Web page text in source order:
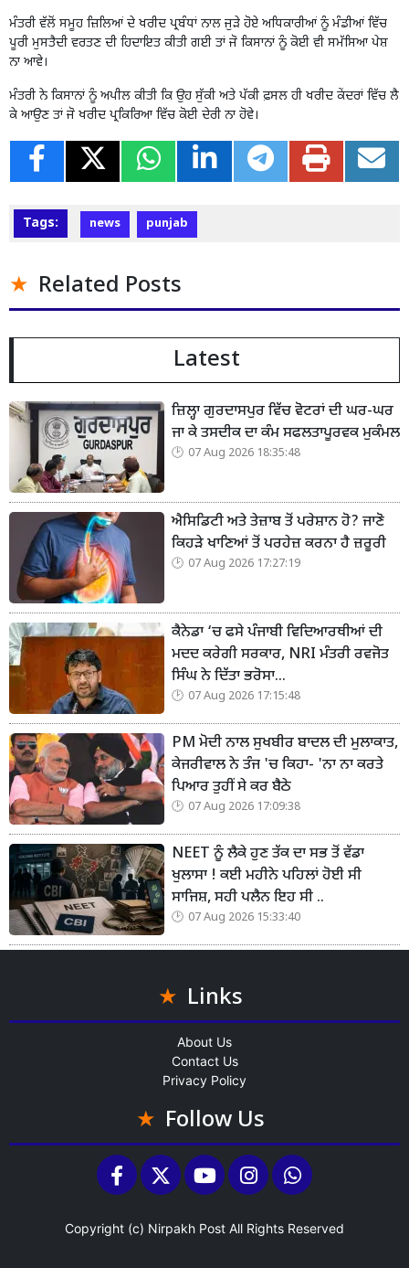
ਮੰਤਰੀ ਵੱਲੋਂ ਸਮੂਹ ਜ਼ਿਲਿਆਂ ਦੇ ਖਰੀਦ ਪ੍ਰਬੰਧਾਂ ਨਾਲ ਜੁੜੇ ਹੋਏ ਅਧਿਕਾਰੀਆਂ ਨੂੰ ਮੰਡੀਆਂ ਵਿੱਚ
ਪੂਰੀ ਮੁਸਤੈਦੀ ਵਰਤਣ ਦੀ ਹਿਦਾਇਤ ਕੀਤੀ ਗਈ ਤਾਂ ਜੋ ਕਿਸਾਨਾਂ ਨੂੰ ਕੋਈ ਵੀ ਸਮੱਸਿਆ ਪੇਸ਼
ਨਾ ਆਵੇ।
ਮੰਤਰੀ ਨੇ ਕਿਸਾਨਾਂ ਨੂੰ ਅਪੀਲ ਕੀਤੀ ਕਿ ਉਹ ਸੁੱਕੀ ਅਤੇ ਪੱਕੀ ਫ਼ਸਲ ਹੀ ਖਰੀਦ ਕੇਂਦਰਾਂ ਵਿੱਚ ਲੈ
ਕੇ ਆਉਣ ਤਾਂ ਜੋ ਖਰੀਦ ਪ੍ਰਕਿਰਿਆ ਵਿੱਚ ਕੋਈ ਦੇਰੀ ਨਾ ਹੋਵੇ।
Tags: news punjab
Related Posts
Latest
ਜ਼ਿਲ੍ਹਾ ਗੁਰਦਾਸਪੁਰ ਵਿੱਚ ਵੋਟਰਾਂ ਦੀ ਘਰ-ਘਰ
ਜਾ ਕੇ ਤਸਦੀਕ ਦਾ ਕੰਮ ਸਫਲਤਾਪੂਰਵਕ ਮੁਕੰਮਲ
07 Aug 2026 18:35:48
ਐਸਿਡਿਟੀ ਅਤੇ ਤੇਜ਼ਾਬ ਤੋਂ ਪਰੇਸ਼ਾਨ ਹੋ? ਜਾਣੋ
ਕਿਹੜੇ ਖਾਣਿਆਂ ਤੋਂ ਪਰਹੇਜ਼ ਕਰਨਾ ਹੈ ਜ਼ਰੂਰੀ
07 Aug 2026 17:27:19
ਕੈਨੇਡਾ ‘ਚ ਫਸੇ ਪੰਜਾਬੀ ਵਿਦਿਆਰਥੀਆਂ ਦੀ
ਮਦਦ ਕਰੇਗੀ ਸਰਕਾਰ, NRI ਮੰਤਰੀ ਰਵਜੋਤ
ਸਿੰਘ ਨੇ ਦਿੱਤਾ ਭਰੋਸਾ...
07 Aug 2026 17:15:48
PM ਮੋਦੀ ਨਾਲ ਸੁਖਬੀਰ ਬਾਦਲ ਦੀ ਮੁਲਾਕਾਤ,
ਕੇਜਰੀਵਾਲ ਨੇ ਤੰਜ 'ਚ ਕਿਹਾ- 'ਨਾ ਨਾ ਕਰਤੇ
ਪਿਆਰ ਤੁਹੀਂ ਸੇ ਕਰ ਬੈਠੇ
07 Aug 2026 17:09:38
NEET ਨੂੰ ਲੈਕੇ ਹੁਣ ਤੱਕ ਦਾ ਸਭ ਤੋਂ ਵੱਡਾ
ਖੁਲਾਸਾ ! ਕਈ ਮਹੀਨੇ ਪਹਿਲਾਂ ਹੋਈ ਸੀ
ਸਾਜਿਸ਼, ਸਹੀ ਪਲੈਨ ਇਹ ਸੀ ..
07 Aug 2026 15:33:40
Links
About Us
Contact Us
Privacy Policy
Follow Us
Copyright (c) Nirpakh Post All Rights Reserved